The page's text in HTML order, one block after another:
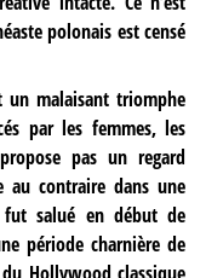
polonais est censé
un malaisant triomphe
par les femmes, les
pas un regard
au contraire dans une
fut salué en début de
période charnière de